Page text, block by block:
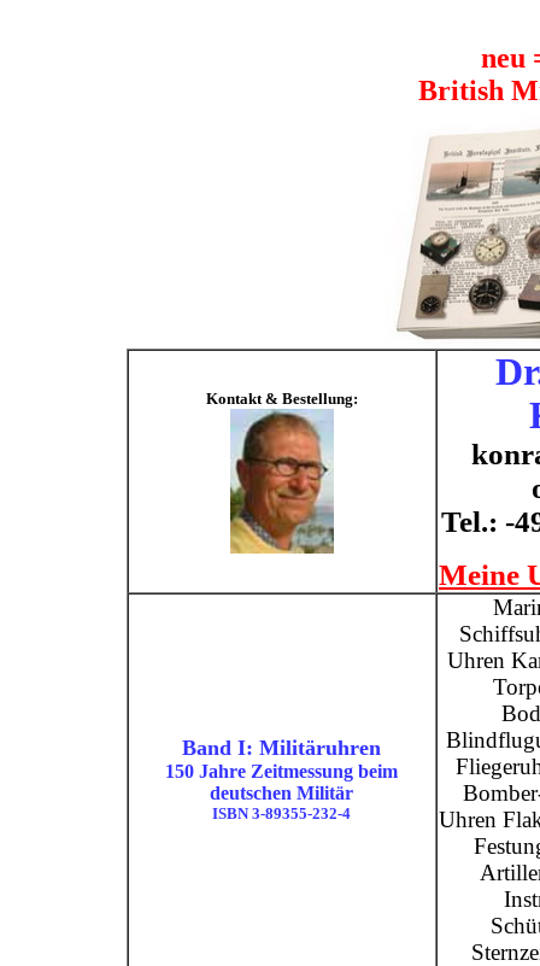
neu
British
Kontakt & Bestellung:
Tel.: -
Meine
Band I: Militäruhren
150 Jahre Zeitmessung beim
deutschen Militär
ISBN 3-89355-232-4
Uhren
Uhren